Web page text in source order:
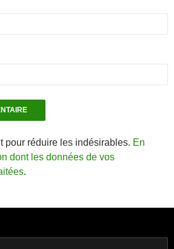
pour réduire les indésirables. En
dont les données de vos
.